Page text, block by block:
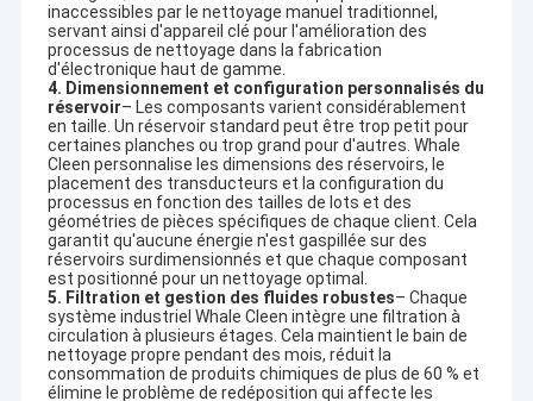
inaccessibles par le nettoyage manuel traditionnel,
servant ainsi d'appareil clé pour l'amélioration des
processus de nettoyage dans la fabrication
d'électronique haut de gamme.
4. Dimensionnement et configuration personnalisés du
réservoir– Les composants varient considérablement
en taille. Un réservoir standard peut être trop petit pour
certaines planches ou trop grand pour d'autres. Whale
Cleen personnalise les dimensions des réservoirs, le
placement des transducteurs et la configuration du
processus en fonction des tailles de lots et des
géométries de pièces spécifiques de chaque client. Cela
garantit qu'aucune énergie n'est gaspillée sur des
réservoirs surdimensionnés et que chaque composant
est positionné pour un nettoyage optimal.
5. Filtration et gestion des fluides robustes– Chaque
système industriel Whale Cleen intègre une filtration à
circulation à plusieurs étages. Cela maintient le bain de
nettoyage propre pendant des mois, réduit la
consommation de produits chimiques de plus de 60 % et
élimine le problème de redéposition qui affecte les